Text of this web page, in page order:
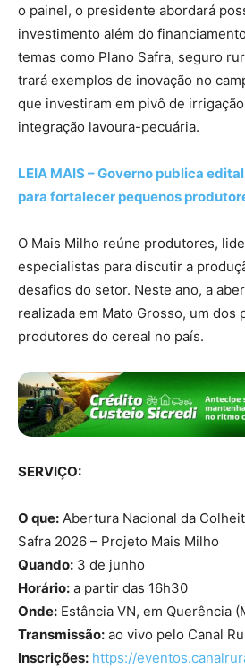
o painel, o presidente abordará
investimento além do
temas como Plano Safra, seguro
trará exemplos de inovação no
que investiram em pivô de
integração lavoura-pecuária.
LEIA MAIS – Governo publica
para fortalecer pequenos
O Mais Milho reúne produtores,
especialistas para discutir a
desafios do setor. Neste ano, a
realizada em Mato Grosso, um dos
produtores do cereal no país.
SERVIÇO:
O que: Abertura Nacional da
Safra 2026 – Projeto Mais Milho
Quando: 3 de junho
Horário: a partir das 16h30
Onde: Estância VN, em Querência
Transmissão: ao vivo pelo Canal
Inscrições: https://